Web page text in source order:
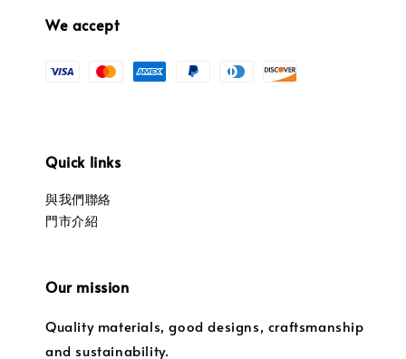
We accept
Quick links
與我們聯絡
門市介紹
Our mission
Quality materials, good designs, craftsmanship
and sustainability.